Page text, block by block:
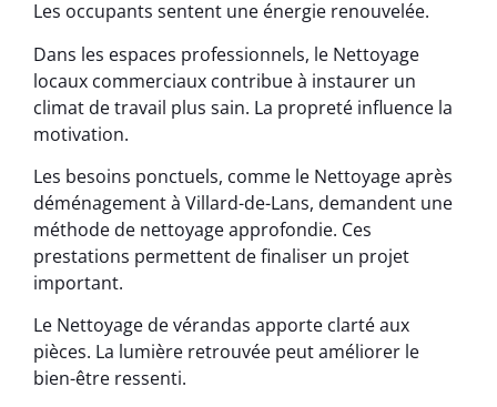
Les occupants sentent une énergie renouvelée.
Dans les espaces professionnels, le Nettoyage
locaux commerciaux contribue à instaurer un
climat de travail plus sain. La propreté influence la
motivation.
Les besoins ponctuels, comme le Nettoyage après
déménagement à Villard-de-Lans, demandent une
méthode de nettoyage approfondie. Ces
prestations permettent de finaliser un projet
important.
Le Nettoyage de vérandas apporte clarté aux
pièces. La lumière retrouvée peut améliorer le
bien-être ressenti.